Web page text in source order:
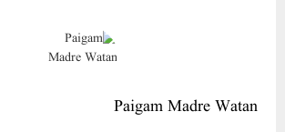
Paigam Madre Watan